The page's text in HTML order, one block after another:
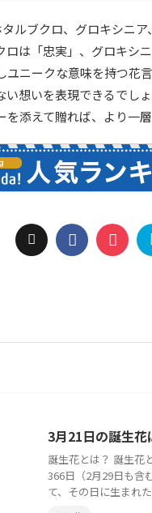
ルブクロ、グロキシニ
ロは「忠実」、グロキシ
ユニークな意味を持つ花
い想いを表現できるでし
添えて贈れば、より一
3月21日の誕生
誕生花とは？ 誕生花
366日（2月29日も含
て、その日に生まれ